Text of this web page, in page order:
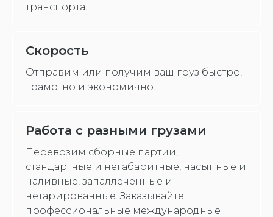
транспорта.
Скорость
Отправим или получим ваш груз быстро,
грамотно и экономично.
Работа с разными грузами
Перевозим сборные партии,
стандартные и негабаритные, насыпные и
наливные, запаллеченные и
нетарированные. Заказывайте
профессиональные международные